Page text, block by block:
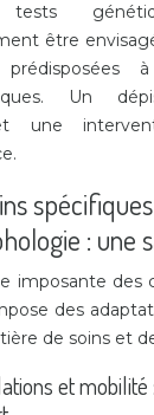
être
prédisposées
Un
une
: une
imposante des
des
de soins et
et mobilité